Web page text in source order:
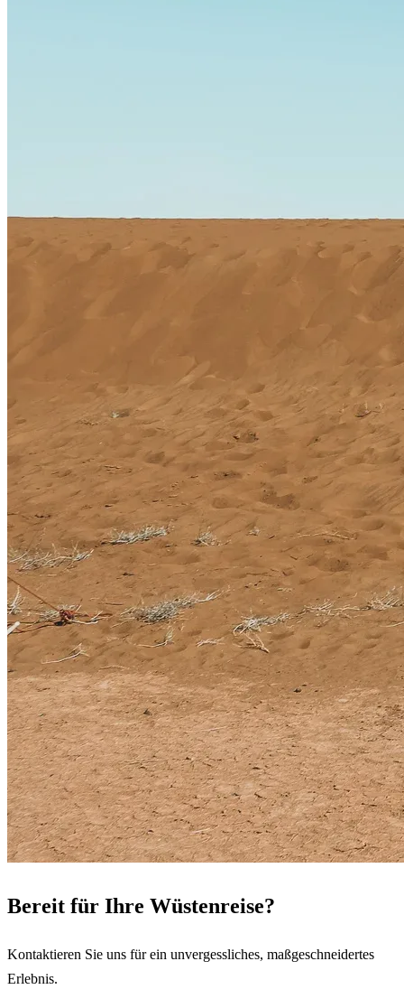
Bereit für Ihre Wüstenreise?
Kontaktieren Sie uns für ein unvergessliches, maßgeschneidertes
Erlebnis.